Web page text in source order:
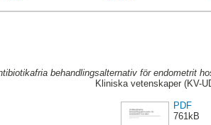
behandlingsalternativ för endometrit
Kliniska vetenskaper (KV-
PDF
761kB